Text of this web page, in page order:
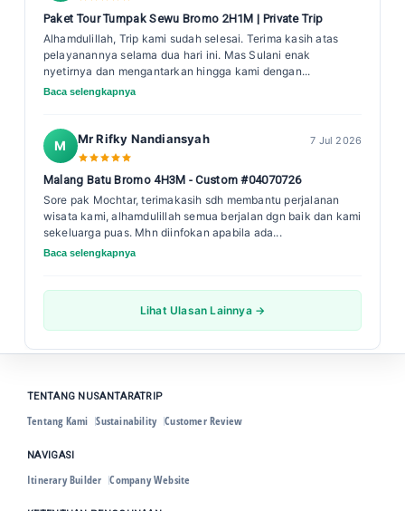
Paket Tour Tumpak Sewu Bromo 2H1M | Private Trip
Alhamdulillah, Trip kami sudah selesai. Terima kasih atas
pelayanannya selama dua hari ini. Mas Sulani enak
nyetirnya dan mengantarkan hingga kami dengan...
Baca selengkapnya
M Mr Rifky Nandiansyah 7 Jul 2026
Malang Batu Bromo 4H3M - Custom #04070726
Sore pak Mochtar, terimakasih sdh membantu perjalanan
wisata kami, alhamdulillah semua berjalan dgn baik dan kami
sekeluarga puas. Mhn diinfokan apabila ada...
Baca selengkapnya
Lihat Ulasan Lainnya →
TENTANG NUSANTARATRIP
Tentang Kami Sustainability Customer Review
NAVIGASI
Itinerary Builder Company Website